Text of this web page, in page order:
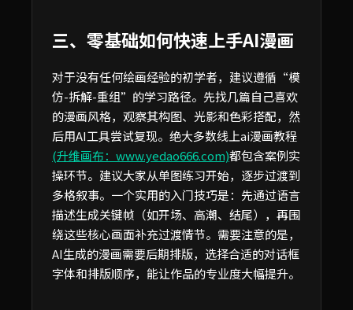
三、零基础如何快速上手AI漫画
对于没有任何绘画经验的初学者，建议遵循“模
仿-拆解-重组”的学习路径。先找几篇自己喜欢
的漫画风格，观察其构图、光影和色彩搭配，然
后用AI工具尝试复现。绝大多数线上ai漫画教程
(升维画布：www.yedao666.com)都包含案例实
操环节。建议大家从单图练习开始，逐步过渡到
多格叙事。一个实用的入门技巧是：先通过语言
描述生成关键帧（如开场、高潮、结尾），再围
绕这些核心画面补充过渡情节。需要注意的是，
AI生成的漫画需要后期排版，选择合适的对话框
字体和排版顺序，能让作品的专业度大幅提升。